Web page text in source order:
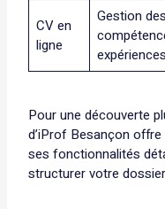
CV en
ligne
Gestion des
expériences
Pour une découverte
d’iProf Besançon
sesfonctionnalités
structurer votre